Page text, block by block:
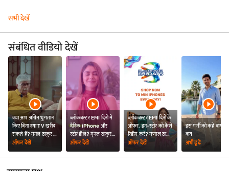
सभी देखें
संबंधित वीडियो देखें
क्या आप अग्रिम भुगतान
किए बिना नया TV खरीद
सकते हैं? मृनल ठाकुर ने
दी जानकारी
ऑफर देखें
ब्लॉकबस्टर EMI दिनों में
दैनिक iPhone और
स्टोर डील? मृनल ठाकुर ने
दी जानकारी
ऑफर देखें
ब्लॉकबस्टर EMI दिनों के
ऑफर, इन-स्टोर को कैसे
रिडीम करें? मृणाल ठाकुर
ने आपको बताया
ऑफर देखें
इस गर्मी को कहें बाय-
बाय
अभी ढूंढें